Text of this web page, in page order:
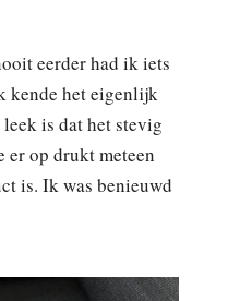
eerder had ik iets
kende het eigenlijk
is dat het stevig
er op drukt meteen
is. Ik was benieuwd